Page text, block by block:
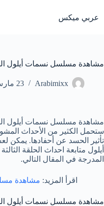
المحتوى
عربي ميكس
مشاهدة مسلسل نسمات أيلول الحلقة 23 كاملة
Arabimixx 23 مارس، 2025
ستحمل الكثير من الأحداث
تأثير الحسد عن أحفادها.
أيلول متابعة احداث الحلقة
المدرجة في المقال التالي.
اقرأ المزيد: مشاهدة
مشاهدة مسلسل نسمات أيلول الحلقة 23 الثالثة